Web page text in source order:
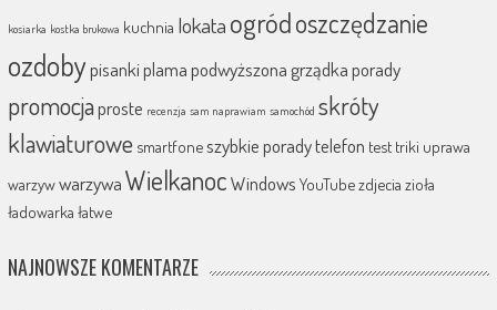
kosiarka kostka brukowa kuchnia lokata ogródoszczędzanie
ozdobypisankiplamapodwyższona grządkaporady
promocjaproste recenzja sam naprawiam samochód skróty
klawiaturowe smartfoneszybkie poradytelefon test triki uprawa
warzywwarzywaWielkanocWindows YouTubezdjecia zioła
ładowarka łatwe
NAJNOWSZE KOMENTARZE